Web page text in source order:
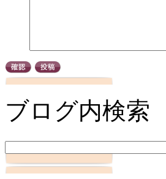
ブログ内検索